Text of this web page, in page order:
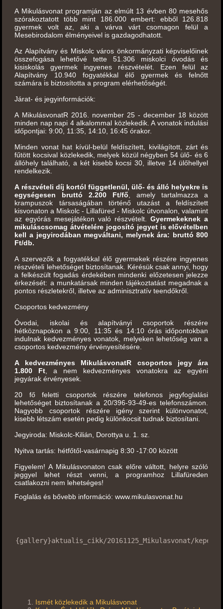
A Mikulásvonat programján az elmúlt 13 évben 80 mesehős
szórakoztatott több mint 186.000 embert: ebből 126.818
gyermek volt az, aki a várva várt csomagon felül a
Mesebirodalom élményeivel is gazdagodhatott.
Az Alapítvány és Miskolc város önkormányzati képviselőinek
összefogása lehetővé tette 51.306 miskolci óvodás és
kisiskolás gyermek ingyenes részvételét. Ezen felül az
Alapítvány 10.940 fogyatékkal élő gyermek és felnőtt
számára is biztosította a program elérhetőségét.
Járat- és jegyinformációk:
A MikulásvonatR 2016. november 25 - december 18 között
minden nap napi 4 alkalommal közlekedik. A vonatok indulási
időpontjai: 9:00, 11:35, 14:10, 16:45 órakor.
Minden vonat hat kívül-belül feldíszített, kivilágított, zárt és
fűtött kocsival közlekedik, melyek közül négyben 54 ülő- és 6
állóhely található, a két kisebb kocsi 30, illetve 14 ülőhellyel
rendelkezik.
A részvételi díj kortól függetlenül, ülő- és álló helyekre is
egységesen bruttó 2.200 Ft/fő, amely tartalmazza a
krampuszok társaságában történő utazást a feldíszített
kisvonaton a Miskolc - Lillafüred - Miskolc útvonalon, valamint
az egyórás mesejátékon való részvételt.Gyermekeknek a
mikuláscsomag átvételére jogosító jegyet is elővételben
kell a jegyirodában megváltani, melynek ára: bruttó 800
Ft/db.
A szervezők a fogyatékkal élő gyermekek részére ingyenes
részvételi lehetőséget biztosítanak. Kérésük csak annyi, hogy
a felkészült fogadás érdekében mindenki előzetesen jelezze
érkezését: a munkatársak minden tájékoztatást megadnak a
pontos részletekről, illetve az adminisztratív teendőkről.
Csoportos kedvezmény
Óvodai, iskolai és alapítványi csoportok részére
hétköznapokon a 9:00, 11:35 és 14:10 órás időpontokban
indulnak kedvezményes vonatok, melyeken lehetőség van a
csoportos kedvezmény érvényesítésére.
A kedvezményes MikulásvonatR csoportos jegy ára
1.800 Ft, a nem kedvezményes vonatokra az egyéni
jegyárak érvényesek.
20 fő feletti csoportok részére telefonos jegyfoglalási
lehetőséget biztosítanak a 20/396-93-49-es telefonszámon.
Nagyobb csoportok részére igény szerint különvonatot,
kisebb létszám esetén pedig különkocsit tudnak biztosítani.
Jegyiroda: Miskolc-Kilián, Dorottya u. 1. sz.
Nyitva tartás: hétfőtől-vasárnapig 8:30 -17:00 között
Figyelem! A Mikulásvonaton csak előre váltott, helyre szóló
jeggyel lehet részt venni, a programhoz Lillafüreden
csatlakozni nem lehetséges!
Foglalás és bővebb információ: www.mikulasvonat.hu
{gallery}aktualis_cikk/20161125_Mikulasvonat/
Ismét közlekedik a Mikulásvonat